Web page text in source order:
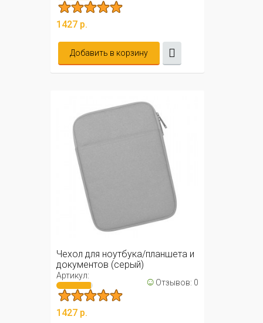
1427 р.
Добавить в корзину
Чехол для ноутбука/планшета и
документов (серый)
Артикул: ☺ Отзывов: 0
1427 р.